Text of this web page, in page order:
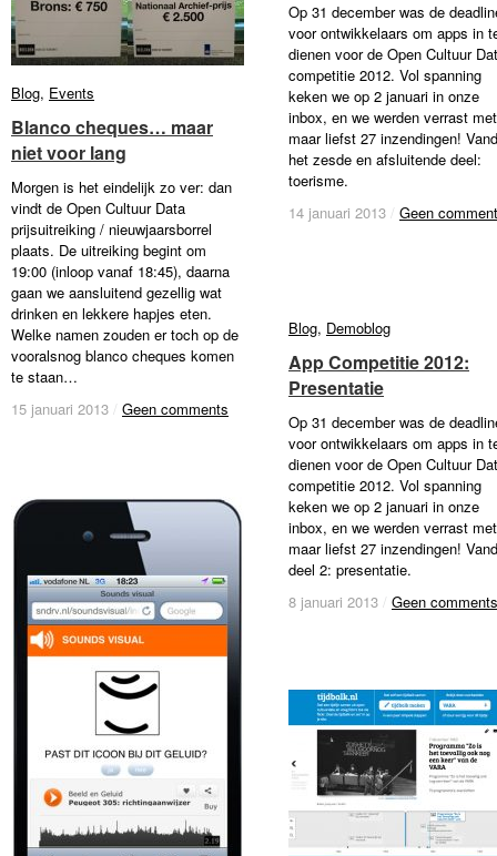
Blog, Events
Blanco cheques… maar
niet voor lang
Morgen is het eindelijk zo ver: dan
vindt de Open Cultuur Data
prijsuitreiking / nieuwjaarsborrel
plaats. De uitreiking begint om
19:00 (inloop vanaf 18:45), daarna
gaan we aansluitend gezellig wat
drinken en lekkere hapjes eten.
Welke namen zouden er toch op de
vooralsnog blanco cheques komen
te staan…
15 januari 2013 / Geen comments
Blog Events
Blanco cheques… maar
niet voor lang
15 januari 2013 / Geen comments
Op 31 december was de
voor ontwikkelaars om apps in
dienen voor de Open Cultuur
competitie 2012. Vol spanning
keken we op 2 januari in onze
inbox, en we werden verrast met
maar liefst 27 inzendingen!
het zesde en afsluitende deel:
toerisme.
14 januari 2013 / Geen
14 januari 2013 / Geen
Blog, Demoblog
App Competitie 2012:
Presentatie
Op 31 december was de
voor ontwikkelaars om apps in
dienen voor de Open Cultuur
competitie 2012. Vol spanning
keken we op 2 januari in onze
inbox, en we werden verrast met
maar liefst 27 inzendingen!
deel 2: presentatie.
8 januari 2013 / Geen comments
Blog Demoblog
App Competitie 2012:
Presentatie
8 januari 2013 / Geen comments